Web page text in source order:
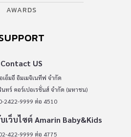
AWARDS
Contact US
เอ็มอี อิมเมจิเนทีฟ จำกัด
ทร์ คอร์เปอเรชั่นส์ จำกัด (มหาชน)
2422-9999 ต่อ 4510
ว็บไซต์ Amarin Baby&Kids
422-9999 ต่อ 4775